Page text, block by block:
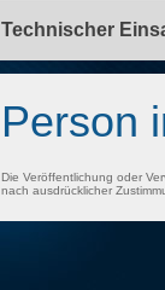
Technischer
Person
Die Veröffentlichung oder
nach ausdrücklicher